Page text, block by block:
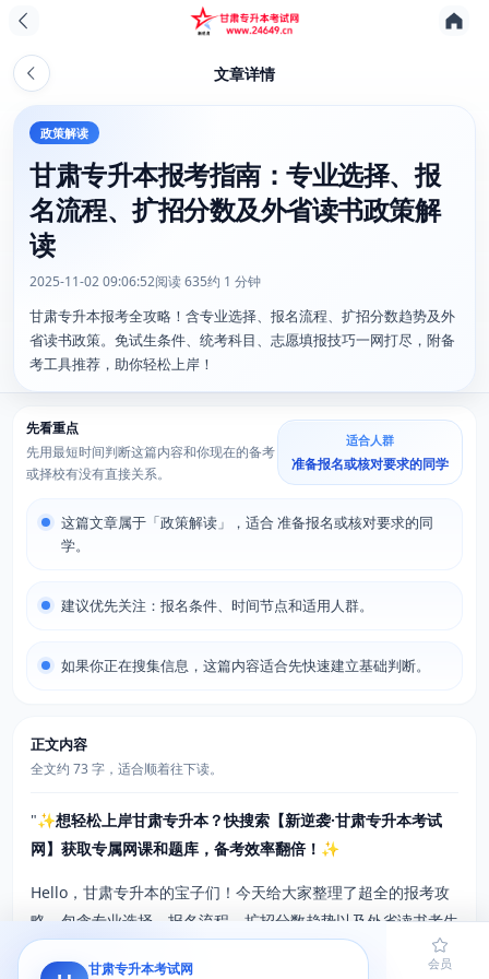
文章详情
政策解读
甘肃专升本报考指南：专业选择、报
名流程、扩招分数及外省读书政策解
读
2025-11-02 09:06:52阅读 635约 1 分钟
甘肃专升本报考全攻略！含专业选择、报名流程、扩招分数趋势及外
省读书政策。免试生条件、统考科目、志愿填报技巧一网打尽，附备
考工具推荐，助你轻松上岸！
先看重点
先用最短时间判断这篇内容和你现在的备考
或择校有没有直接关系。
适合人群
准备报名或核对要求的同学
这篇文章属于「政策解读」，适合 准备报名或核对要求的同
学。
建议优先关注：报名条件、时间节点和适用人群。
如果你正在搜集信息，这篇内容适合先快速建立基础判断。
正文内容
全文约 73 字，适合顺着往下读。
"✨想轻松上岸甘肃专升本？快搜索【新逆袭·甘肃专升本考试
网】获取专属网课和题库，备考效率翻倍！✨
Hello，甘肃专升本的宝子们！今天给大家整理了超全的报考攻
略，包含专业选择、报名流程、扩招分数趋势以及外省读书考生
的注意事项，一篇搞定所有疑问，赶紧码住！
甘肃专升本考试网
首页 题库 会员